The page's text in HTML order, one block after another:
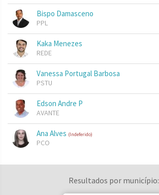
Bispo Damasceno
PPL
Kaka Menezes
REDE
Vanessa Portugal Barbosa
PSTU
Edson Andre P
AVANTE
Ana Alves (Indeferido)
PCO
Resultados por município: